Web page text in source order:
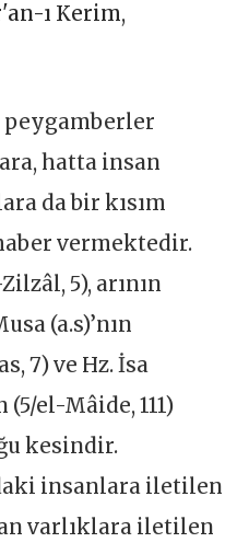
ı Kerim,
peygamberler
hatta insan
da bir kısım
vermektedir.
5), arının
(a.s)’nın
7) ve Hz. İsa
el-Mâide, 111)
kesindir.
insanlara iletilen
varlıklara iletilen